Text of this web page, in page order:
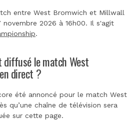
entre West Bromwich et Millwall
novembre 2026 à 16h00. Il s'agit
.
diffusé le match West
direct ?
été annoncé pour le match West
qu’une chaîne de télévision sera
sur cette page.